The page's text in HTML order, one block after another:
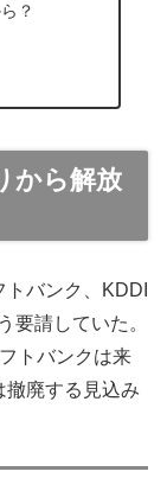
？
から解放
バンク、KDDI
要請していた。
トバンクは来
廃する見込み